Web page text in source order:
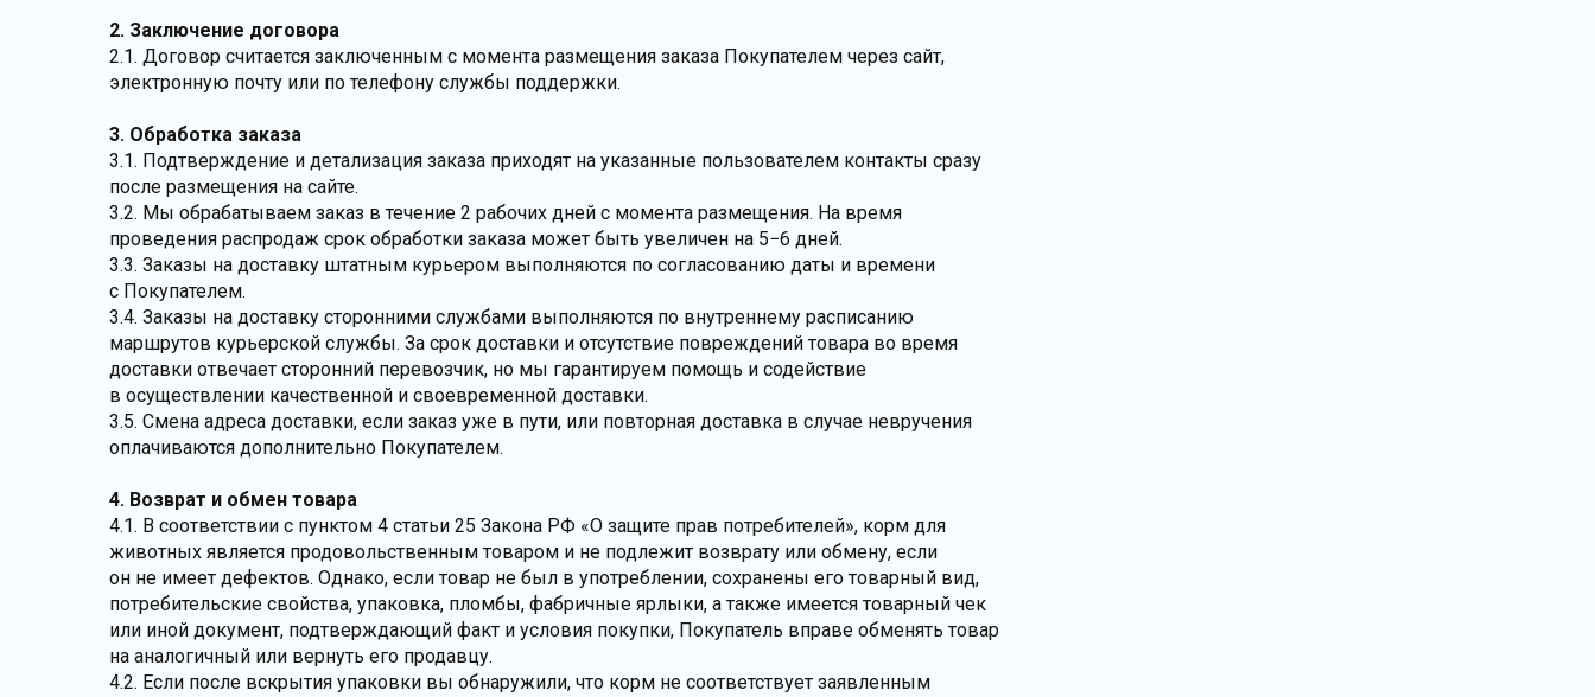
2. Заключение договора
2.1. Договор считается заключенным с момента размещения заказа Покупателем через сайт,
электронную почту или по телефону службы поддержки.
3. Обработка заказа
3.1. Подтверждение и детализация заказа приходят на указанные пользователем контакты сразу
после размещения на сайте.
3.2. Мы обрабатываем заказ в течение 2 рабочих дней с момента размещения. На время
проведения распродаж срок обработки заказа может быть увеличен на 5−6 дней.
3.3. Заказы на доставку штатным курьером выполняются по согласованию даты и времени
с Покупателем.
3.4. Заказы на доставку сторонними службами выполняются по внутреннему расписанию
маршрутов курьерской службы. За срок доставки и отсутствие повреждений товара во время
доставки отвечает сторонний перевозчик, но мы гарантируем помощь и содействие
в осуществлении качественной и своевременной доставки.
3.5. Смена адреса доставки, если заказ уже в пути, или повторная доставка в случае невручения
оплачиваются дополнительно Покупателем.
4. Возврат и обмен товара
4.1. В соответствии с пунктом 4 статьи 25 Закона РФ «О защите прав потребителей», корм для
животных является продовольственным товаром и не подлежит возврату или обмену, если
он не имеет дефектов. Однако, если товар не был в употреблении, сохранены его товарный вид,
потребительские свойства, упаковка, пломбы, фабричные ярлыки, а также имеется товарный чек
или иной документ, подтверждающий факт и условия покупки, Покупатель вправе обменять товар
на аналогичный или вернуть его продавцу.
4.2. Если после вскрытия упаковки вы обнаружили, что корм не соответствует заявленным